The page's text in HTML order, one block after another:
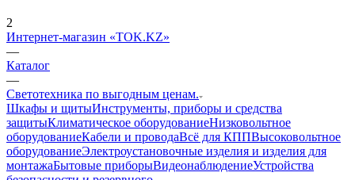
2
Интернет-магазин «TOK.KZ»
—
Каталог
—
Светотехника по выгодным ценам.
Шкафы и щитыИнструменты, приборы и средства
защитыКлиматическое оборудованиеНизковольтное
оборудованиеКабели и проводаВсё для КППВысоковольтное
оборудованиеЭлектроустановочные изделия и изделия для
монтажаБытовые приборыВидеонаблюдениеУстройства